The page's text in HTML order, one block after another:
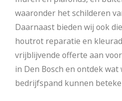
waaronder het schilderen
Daarnaast bieden wij ook
houtrot reparatie en
vrijblijvende offerte aan
in Den Bosch en ontdek
bedrijfspand kunnen